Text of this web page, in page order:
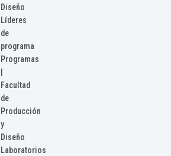
Diseño
Líderes
de
programa
Programas
Facultad
de
Producción
y
Diseño
Laboratorios